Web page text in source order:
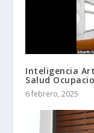
Inteligencia
Salud
6 febrero, 2025